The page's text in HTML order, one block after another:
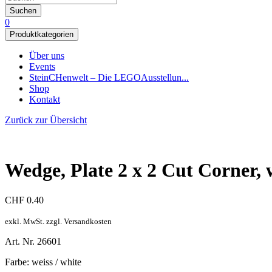
Suchen
0
Produktkategorien
Über uns
Events
SteinCHenwelt – Die LEGOAusstellun...
Shop
Kontakt
Zurück zur Übersicht
Wedge, Plate 2 x 2 Cut Corner,
CHF 0.40
exkl. MwSt. zzgl. Versandkosten
Art. Nr. 26601
Farbe: weiss / white